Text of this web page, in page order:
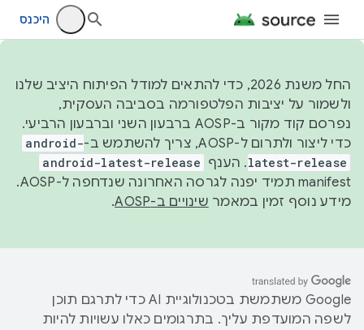
היכנס
החל משנת 2026, כדי להתאים למודל הפיתוח היציב שלנו
ולשמור על יציבות הפלטפורמה בסביבה העסקית,
נפרסם קוד מקור ב-AOSP ברבעון השני וברבעון הרביעי.
כדי ליצור ולתרום ל-AOSP, צריך להשתמש ב-
android-
latest-release. הענף android-latest-release
manifest תמיד יפנה לגרסה האחרונה שנדחפה ל-AOSP.
מידע נוסף זמין במאמר שינויים ב-AOSP .
‫Google משתמשת בטכנולוגיית AI כדי לתרגם תוכן
לשפה המועדפת עליך. בתרגומים כאלו עשויות להיות